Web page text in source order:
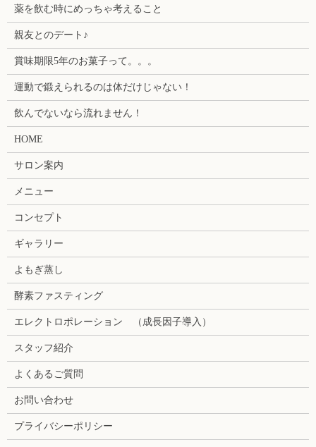
薬を飲む時にめっちゃ考えること
親友とのデート♪
賞味期限5年のお菓子って。。。
運動で鍛えられるのは体だけじゃない！
飲んでないなら流れません！
HOME
サロン案内
メニュー
コンセプト
ギャラリー
よもぎ蒸し
酵素ファスティング
エレクトロポレーション （成長因子導入）
スタッフ紹介
よくあるご質問
お問い合わせ
プライバシーポリシー